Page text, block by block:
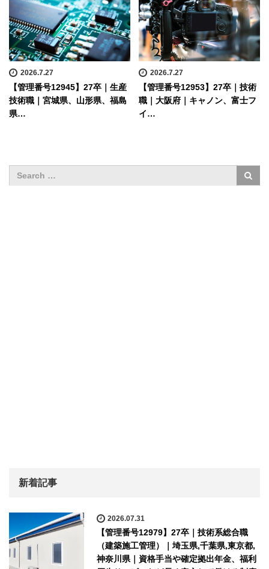
2026.7.27
【管理番号12945】27卒｜生産
技術職｜宮城県、山形県、福島
県…
2026.7.27
【管理番号12953】27卒｜技術
職｜大阪府｜キャノン、富士フ
イ…
新着記事
2026.07.31
【管理番号12979】27卒｜技術系総合職
（建築施工管理）｜埼玉県,千葉県,東京都,
神奈川県｜資格手当や確定拠出年金、福利